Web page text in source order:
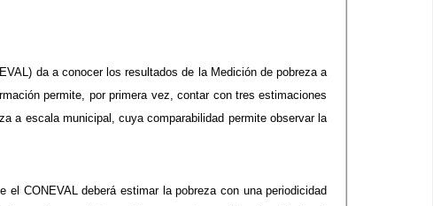
da a conocer los resultados de la Medición de pobreza a
permite, por primera vez, contar con tres estimaciones
a escala municipal, cuya comparabilidad permite observar la
CONEVAL deberá estimar la pobreza con una periodicidad